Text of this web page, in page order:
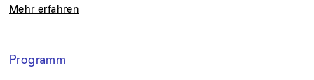
Mehr erfahren
Programm